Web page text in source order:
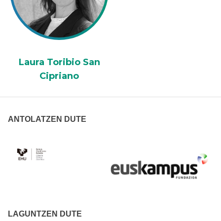
Laura Toribio San
Cipriano
ANTOLATZEN DUTE
LAGUNTZEN DUTE